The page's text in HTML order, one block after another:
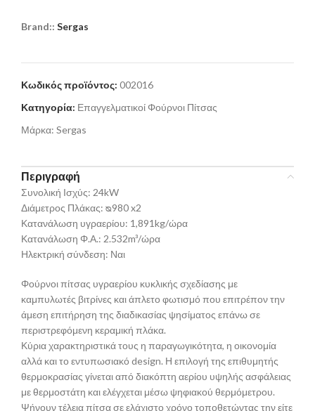
Brand:: Sergas
Κωδικός προϊόντος: 002016
Κατηγορία: Επαγγελματικοί Φούρνοι Πίτσας
Μάρκα: Sergas
Περιγραφή
Συνολική Ισχύς: 24kW
Διάμετρος Πλάκας: ᴓ980 x2
Κατανάλωση υγραερίου: 1,891kg/ώρα
Κατανάλωση Φ.Α.: 2.532m³/ώρα
Ηλεκτρική σύνδεση: Ναι
Φούρνοι πίτσας υγραερίου κυκλικής σχεδίασης με
καμπυλωτές βιτρίνες και άπλετο φωτισμό που επιτρέπον την
άμεση επιτήρηση της διαδικασίας ψησίματος επάνω σε
περιστρεφόμενη κεραμική πλάκα.
Κύρια χαρακτηριστικά τους η παραγωγικότητα, η οικονομία
αλλά και το εντυπωσιακό design. Η επιλογή της επιθυμητής
θερμοκρασίας γίνεται από διακόπτη αερίου υψηλής ασφάλειας
με θερμοστάτη και ελέγχεται μέσω ψηφιακού θερμόμετρου.
Ψήνουν τέλεια πίτσα σε ελάχιστο χρόνο τοποθετώντας την είτε